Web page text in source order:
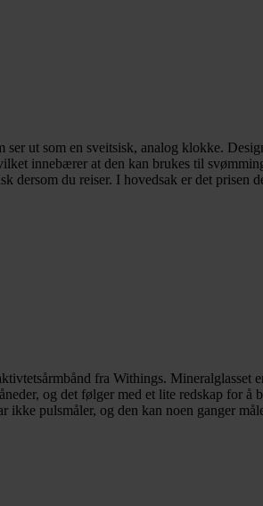
ut som en sveitsisk, analog klokke.
innebærer at den kan brukes til
dersom du reiser. I hovedsak er det prisen
fra Withings.
og det følger med et lite redskap for
pulsmåler, og den kan noen ganger